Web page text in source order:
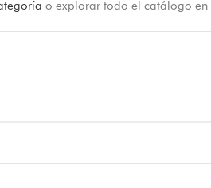
o explorar todo el catálogo en